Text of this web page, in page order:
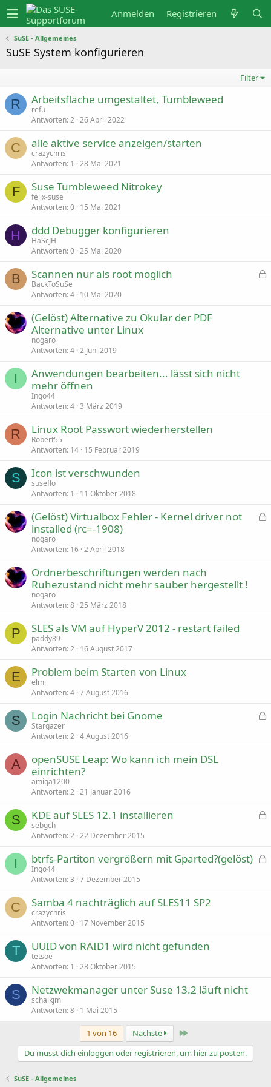
Anmelden Registrieren
SuSE - Allgemeines
SuSE System konfigurieren
Filter
R Arbeitsfläche umgestaltet, Tumbleweed
refu
Antworten 2 26 April 2022
C alle aktive service anzeigen/starten
crazychris
Antworten 1 28 Mai 2021
F Suse Tumbleweed Nitrokey
felix-suse
Antworten 0 15 Mai 2021
H ddd Debugger konfigurieren
HaScJH
Antworten 0 25 Mai 2020
B Scannen nur als root möglich
BackToSuSe
Antworten 4 10 Mai 2020
(Gelöst) Alternative zu Okular der PDF
Alternative unter Linux
nogaro
Antworten 4 2 Juni 2019
I
Anwendungen bearbeiten... lässt sich nicht
mehr öffnen
Ingo44
Antworten 4 3 März 2019
R Linux Root Passwort wiederherstellen
Robert55
Antworten 14 15 Februar 2019
S Icon ist verschwunden
suseflo
Antworten 1 11 Oktober 2018
(Gelöst) Virtualbox Fehler - Kernel driver not
installed (rc=-1908)
nogaro
Antworten 16 2 April 2018
Ordnerbeschriftungen werden nach
Ruhezustand nicht mehr sauber hergestellt !
nogaro
Antworten 8 25 März 2018
P SLES als VM auf HyperV 2012 - restart failed
paddy89
Antworten 2 16 August 2017
E Problem beim Starten von Linux
elmi
Antworten 4 7 August 2016
S Login Nachricht bei Gnome
Stargazer
Antworten 2 4 August 2016
A
openSUSE Leap: Wo kann ich mein DSL
einrichten?
amiga1200
Antworten 2 21 Januar 2016
S
e
KDE auf SLES 12.1 installieren
sebgch
Antworten 2 22 Dezember 2015
I btrfs-Partiton vergrößern mit Gparted?(gelöst)
Ingo44
Antworten 3 7 Dezember 2015
C Samba 4 nachträglich auf SLES11 SP2
crazychris
Antworten 0 17 November 2015
T UUID von RAID1 wird nicht gefunden
tetsoe
Antworten 1 28 Oktober 2015
S Netzwekmanager unter Suse 13.2 läuft nicht
schalkjm
Antworten 8 1 Mai 2015
1 von 16 Nächste
Letzte
Du musst dich einloggen oder registrieren, um hier zu posten.
SuSE - Allgemeines